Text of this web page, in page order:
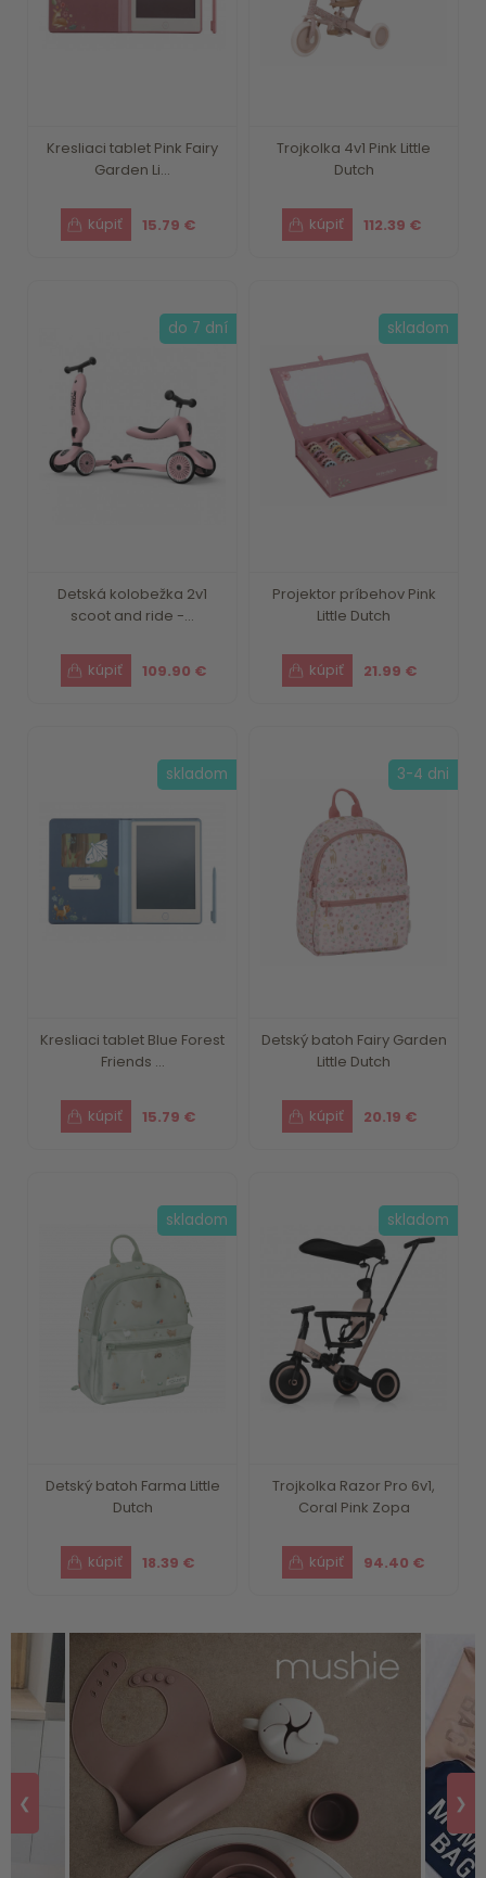
Kresliaci tablet Pink Fairy
Garden Li...
15.79 €
Trojkolka 4v1 Pink Little
Dutch
112.39 €
Detská kolobežka 2v1
scoot and ride -...
109.90 €
do 7 dní
Projektor príbehov Pink
Little Dutch
21.99 €
skladom
Kresliaci tablet Blue Forest
Friends ...
15.79 €
skladom
Detský batoh Fairy Garden
Little Dutch
20.19 €
3-4 dni
Detský batoh Farma Little
Dutch
18.39 €
skladom
Trojkolka Razor Pro 6v1,
Coral Pink Zopa
94.40 €
skladom
❮ ❯